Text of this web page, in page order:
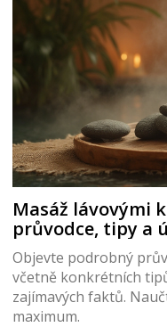
Masáž lávovými
průvodce, tipy a
relaxaci
Objevte podrobný
včetně konkrétních
zajímavých faktů.
maximum.